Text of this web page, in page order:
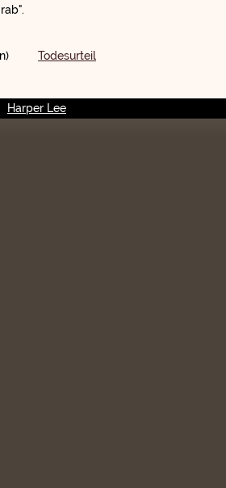
Todesurteil
Harper Lee